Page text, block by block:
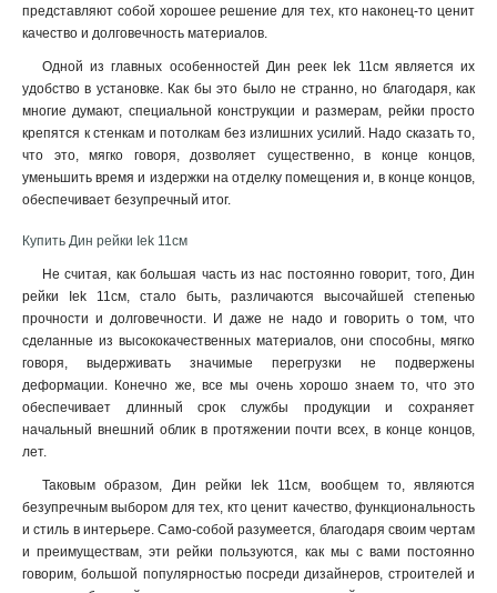
представляют собой хорошее решение для тех, кто наконец-то ценит
качество и долговечность материалов.
Одной из главных особенностей Дин реек Iek 11см является их
удобство в установке. Как бы это было не странно, но благодаря, как
многие думают, специальной конструкции и размерам, рейки просто
крепятся к стенкам и потолкам без излишних усилий. Надо сказать то,
что это, мягко говоря, дозволяет существенно, в конце концов,
уменьшить время и издержки на отделку помещения и, в конце концов,
обеспечивает безупречный итог.
Купить Дин рейки Iek 11см
Не считая, как большая часть из нас постоянно говорит, того, Дин
рейки Iek 11см, стало быть, различаются высочайшей степенью
прочности и долговечности. И даже не надо и говорить о том, что
сделанные из высококачественных материалов, они способны, мягко
говоря, выдерживать значимые перегрузки не подвержены
деформации. Конечно же, все мы очень хорошо знаем то, что это
обеспечивает длинный срок службы продукции и сохраняет
начальный внешний облик в протяжении почти всех, в конце концов,
лет.
Таковым образом, Дин рейки Iek 11см, вообщем то, являются
безупречным выбором для тех, кто ценит качество, функциональность
и стиль в интерьере. Само-собой разумеется, благодаря своим чертам
и преимуществам, эти рейки пользуются, как мы с вами постоянно
говорим, большой популярностью посреди дизайнеров, строителей и